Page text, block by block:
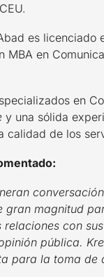
es licenciado
en
en
y una sólida
de los
gran magnitud
con
pública.
para la toma de